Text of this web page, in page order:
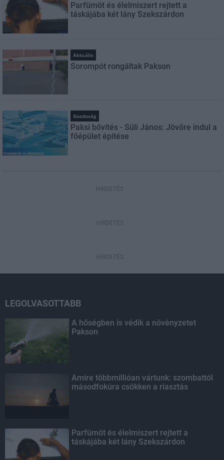
Parfümöt és élelmiszert rejtett a
táskájába két lány Szekszárdon
Aktuális
Sorompót rongáltak Pakson
Gazdaság
Paksi bővítés - Süli János: Jövőre indul a
főépület építése
HIRDETÉS
HIRDETÉS
HIRDETÉS
LEGOLVASOTTABB
A hőségben is védik a növényzetet
Pakson
Amire többmillióan vártunk: szombattól
másodfokúra csökken a riasztás
Parfümöt és élelmiszert rejtett a
táskájába két lány Szekszárdon